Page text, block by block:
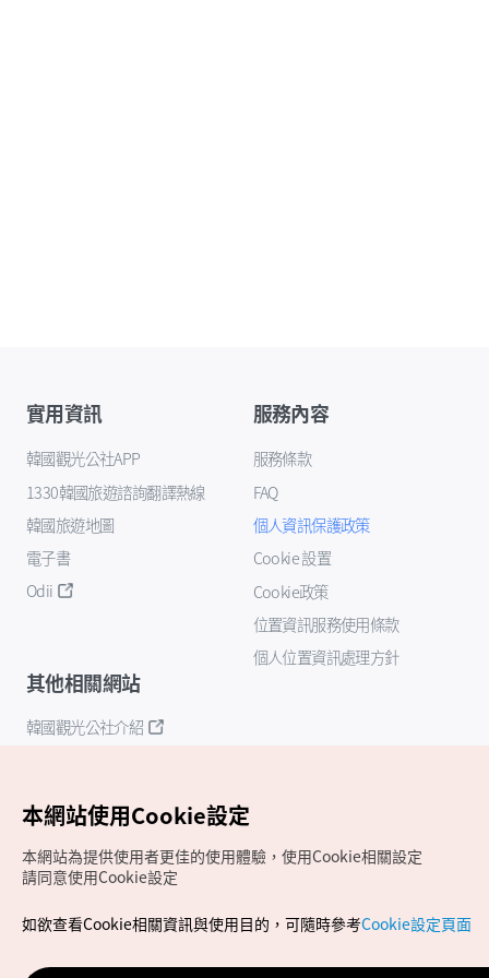
實用資訊
韓國觀光公社APP
1330韓國旅遊諮詢翻譯熱線
韓國旅遊地圖
電子書
Odii
服務內容
服務條款
FAQ
個人資訊保護政策
Cookie 設置
Cookie政策
位置資訊服務使用條款
個人位置資訊處理方針
其他相關網站
韓國觀光公社介紹
Copyrights (c) 韓國觀光公社版權所有
如有相關疑問或建議，歡迎來信至官方信箱
本網站使用Cookie設定
本網站為提供使用者更佳的使用體驗，使用Cookie相關設定
請同意使用Cookie設定
如欲查看Cookie相關資訊與使用目的，可隨時參考Cookie設定頁面